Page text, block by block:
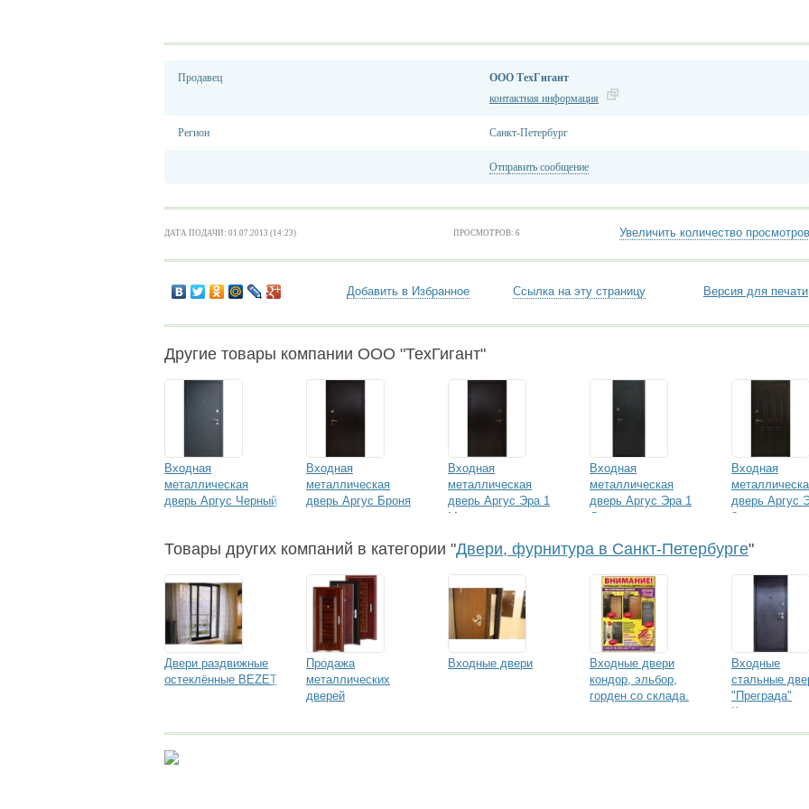
Продавец
ООО ТехГигант
контактная информация
Регион Санкт-Петербург
Отправить сообщение
ДАТА ПОДАЧИ: 01.07.2013 (14:23) ПРОСМОТРОВ: 6 Увеличить количество просмотров
Добавить в Избранное Ссылка на эту страницу Версия для печати
Другие товары компании ООО "ТехГигант"
Входная
металлическая
дверь Аргус Черный
Входная
металлическая
дверь Аргус Броня
Входная
металлическая
дверь Аргус Эра 1
Медь
Входная
металлическая
дверь Аргус Эра 1
Серебро
Входная
дверь Аргус
2
Товары других компаний в категории "Двери, фурнитура в Санкт-Петербурге"
Двери раздвижные
остеклённые BEZET
Продажа
металлических
дверей
Входные двери
Входные двери
кондор, эльбор,
горден со склада.
Входные
стальные
"Преграда"
Компания